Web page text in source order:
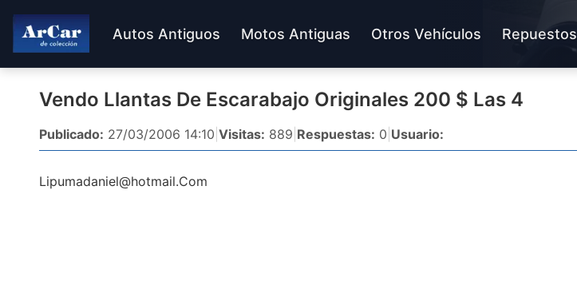
Autos Antiguos Motos Antiguas Otros Vehículos Repuestos
Vendo Llantas De Escarabajo Originales 200 $ Las 4
Publicado: 27/03/2006 14:10 Visitas: 889 Respuestas: 0 Usuario:
Lipumadaniel@hotmail.Com